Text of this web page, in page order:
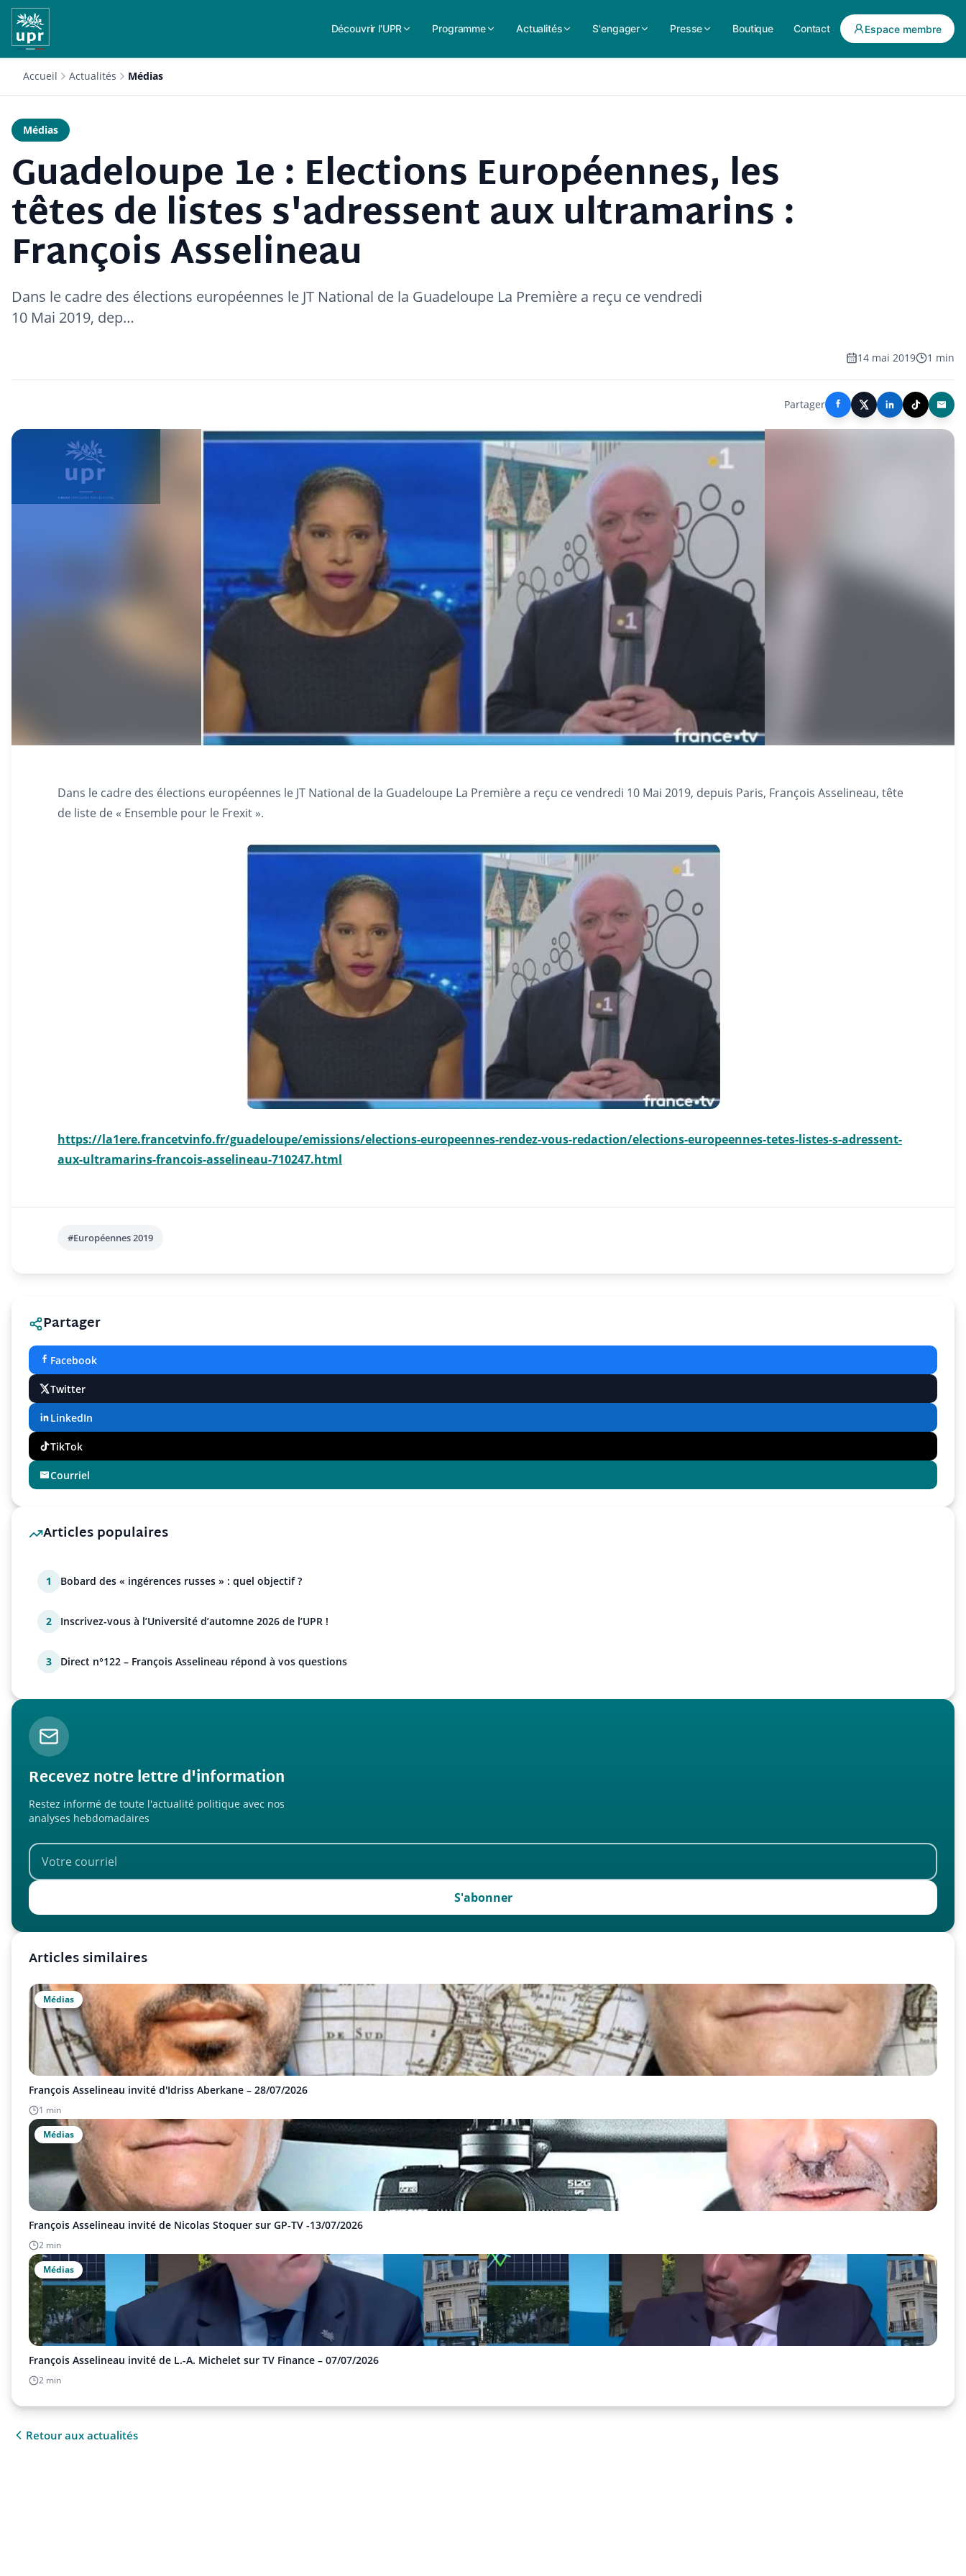
Découvrir l'UPR Programme Actualités S'engager Presse Boutique Contact Espace membre
Accueil Actualités Médias
Médias
Guadeloupe 1e : Elections Européennes, les
têtes de listes s'adressent aux ultramarins :
François Asselineau
Dans le cadre des élections européennes le JT National de la Guadeloupe La Première a reçu ce vendredi
10 Mai 2019, dep…
14 mai 2019 1 min
Partager
Dans le cadre des élections européennes le JT National de la Guadeloupe La Première a reçu ce vendredi 10 Mai 2019, depuis Paris, François Asselineau, tête
de liste de « Ensemble pour le Frexit ».
https://la1ere.francetvinfo.fr/guadeloupe/emissions/elections-europeennes-rendez-vous-redaction/elections-europeennes-tetes-listes-s-adressent-
aux-ultramarins-francois-asselineau-710247.html
#Européennes 2019
Partager
Facebook
Twitter
LinkedIn
TikTok
Courriel
Articles populaires
1 Bobard des « ingérences russes » : quel objectif ?
2 Inscrivez-vous à l’Université d’automne 2026 de l’UPR !
3 Direct n°122 – François Asselineau répond à vos questions
Recevez notre lettre d'information
Restez informé de toute l'actualité politique avec nos
analyses hebdomadaires
S'abonner
Articles similaires
Médias
François Asselineau invité d'Idriss Aberkane – 28/07/2026
1 min
Médias
François Asselineau invité de Nicolas Stoquer sur GP-TV -13/07/2026
2 min
Médias
François Asselineau invité de L.-A. Michelet sur TV Finance – 07/07/2026
2 min
Retour aux actualités